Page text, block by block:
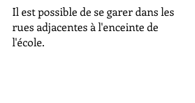
Il est possible de se garer dans les
rues adjacentes à l'enceinte de
l'école.